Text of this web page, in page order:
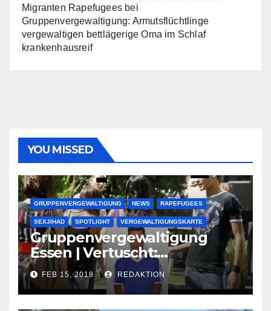
Migranten Rapefugees bei
Gruppenvergewaltigung: Armutsflüchtlinge
vergewaltigen bettlägerige Oma im Schlaf
krankenhausreif
YOU MISSED
GRUPPENVERGEWALTIGUNG NEWS RAPEFUGEES
SEXJIHAD SPOTLIGHT VERGEWALTIGUNGSKARTE
Gruppenvergewaltigung
Essen | Vertuscht:
Lauenburger Gang ist ein
großer Muslimclan
FEB 15, 2018 REDAKTION